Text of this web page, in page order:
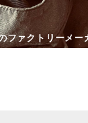
ファクトリーメー